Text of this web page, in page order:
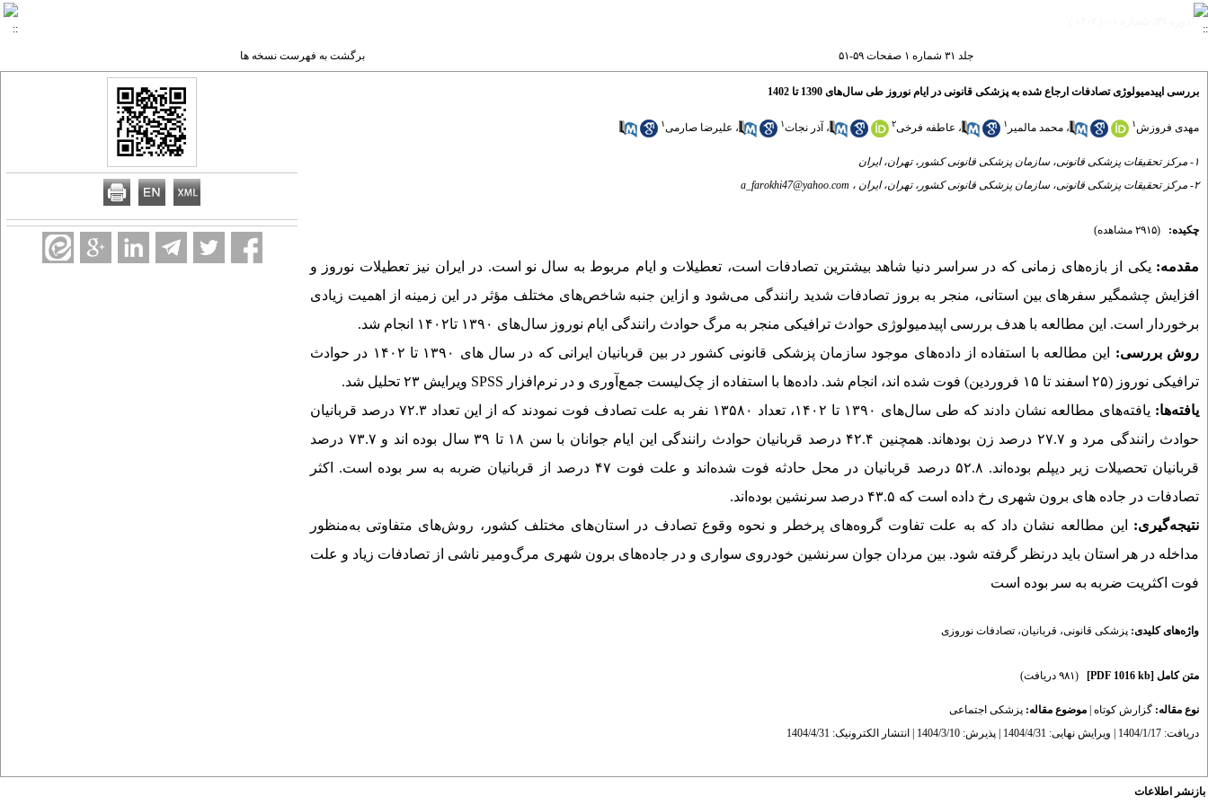
جلد ۳۱ شماره ۱ صفحات ۵۹-۵۱ برگشت به فهرست نسخه ها
بررسی اپیدمیولوژی تصادفات ارجاع شده به پزشکی قانونی در ایام نوروز طی سال‌های 1390 تا 1402
مهدی فروزش۱ ، محمد مالمیر ۱ ، عاطفه فرخی۲ ، آذر نجات۱ ، علیرضا صارمی۱
۱- مرکز تحقیقات پزشکی قانونی، سازمان پزشکی قانونی کشور، تهران، ایران
۲- مرکز تحقیقات پزشکی قانونی، سازمان پزشکی قانونی کشور، تهران، ایران ،
a_farokhi47@yahoo.com
چکیده: (۲۹۱۵ مشاهده)
مقدمه: یکی از بازه‌های زمانی که در سراسر دنیا شاهد بیشترین تصادفات است، تعطیلات و ایام مربوط به سال نو است. در ایران نیز تعطیلات نوروز و
افزایش چشمگیر سفرهای بین استانی، منجر به بروز تصادفات شدید رانندگی می‌شود و ازاین جنبه شاخص‌های مختلف مؤثر در این زمینه از اهمیت زیادی
برخوردار است. این مطالعه با هدف بررسی اپیدمیولوژی حوادث ترافیکی منجر به مرگ حوادث رانندگی ایام نوروز سال‌های ۱۳۹۰ تا۱۴۰۲ انجام شد.
روش بررسی: این مطالعه با استفاده از داده‌های موجود سازمان پزشکی قانونی کشور در بین قربانیان ایرانی که در سال های ۱۳۹۰ تا ۱۴۰۲ در
حوادث
ترافیکی نوروز (۲۵ اسفند تا ۱۵ فروردین) فوت شده اند، انجام شد. داده‌ها با استفاده از چک‌لیست جمع‌آوری و در نرم‌افزار SPSS ویرایش ۲۳ تحلیل شد.
یافته‌ها: یافته‌های مطالعه نشان دادند که طی سال‌های ۱۳۹۰ تا ۱۴۰۲، تعداد ۱۳۵۸۰ نفر به علت تصادف فوت نمودند که از این تعداد
۷۲.۳ درصد قربانیان
حوادث رانندگی مرد و ۲۷.۷ درصد زن بوده­اند. همچنین
۴۲.۴ درصد قربانیان حوادث رانندگی این ایام جوانان با سن ۱۸ تا ۳۹ سال بوده اند و
۷۳.۷ درصد
قربانیان تحصیلات زیر دیپلم بوده‌اند. ۵۲.۸ درصد قربانیان در محل حادثه فوت شده‌اند و علت فوت ۴۷ درصد از قربانیان ضربه به سر بوده است. اکثر
تصادفات در جاده های برون شهری رخ داده است که ۴۳.۵ درصد سرنشین بوده‌اند.
نتیجه‌گیری:
این مطالعه نشان داد که به علت تفاوت گروه‌های پرخطر و نحوه وقوع تصادف در استان‌های مختلف کشور، روش‌های متفاوتی به‌منظور
مداخله در هر استان باید درنظر گرفته شود. بین مردان جوان سرنشین خودروی سواری و در جاده‌های برون شهری مرگ‌و‌میر ناشی از تصادفات زیاد و علت
فوت اکثریت ضربه به سر بوده است
واژه‌های کلیدی: پزشکی قانونی، قربانیان، تصادفات نوروزی
متن کامل [PDF 1016 kb] (۹۸۱ دریافت)
نوع مقاله: گزارش کوتاه موضوع مقاله: پزشكی اجتماعی
دریافت: 1404/1/17 | ویرایش نهایی: 1404/4/31 | پذیرش: 1404/3/10 | انتشار الکترونیک: 1404/4/31
بازنشر اطلاعات